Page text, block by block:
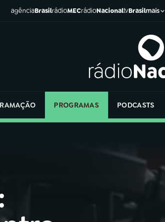
agênciaBrasilrádioMECrádioNacionaltvBrasilmais
PROGRAMAS PODCASTS